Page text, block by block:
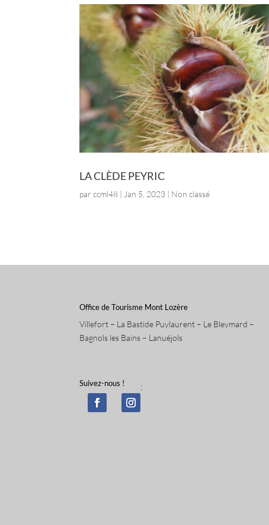
LA CLÈDE PEYRIC
parccml48 | Jan 5, 2023 | Non classé
Office de Tourisme Mont Lozère
Villefort – La Bastide Puylaurent – Le Bleymard –
Bagnols les Bains – Lanuéjols
Suivez-nous ! ;